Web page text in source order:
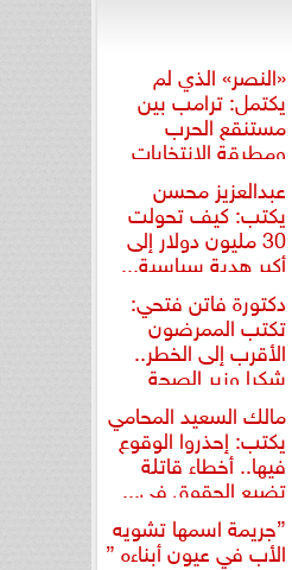
«النصر» الذي لم
يكتمل: ترامب بين
مستنقع الحرب
ومطرقة الانتخابات
عبدالعزيز محسن
يكتب: كيف تحولت
30 مليون دولار إلى
أكبر هدية سياسية...
دكتورة فاتن فتحي:
تكتب الممرضون
الأقرب إلى الخطر..
شكرا وزير الصحة
مالك السعيد المحامي
يكتب: إحذروا الوقوع
فيها.. أخطاء قاتلة
تضيع الحقوق في...
”جريمة اسمها تشويه
الأب في عيون أبناءه ”